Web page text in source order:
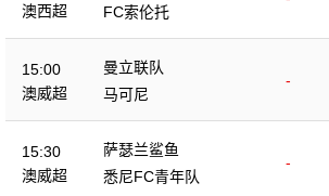
澳西超
FC索伦托
15:00
澳威超
曼立联队
-
马可尼
15:30
澳威超
萨瑟兰鲨鱼
-
悉尼FC青年队